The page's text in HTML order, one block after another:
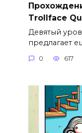
Trollface
Девятый
предлагает
0 617